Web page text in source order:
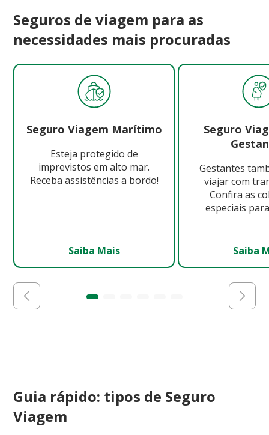
Seguros de viagem para as
necessidades mais procuradas
Seguro Viagem Marítimo
Esteja protegido de
imprevistos em alto mar.
Receba assistências a bordo!
Saiba Mais
Seguro
Gestantes
viajar com
Confira as
especiais
Saiba
Guia rápido: tipos de Seguro
Viagem